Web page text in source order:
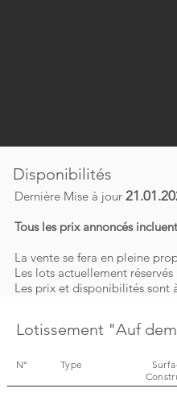
Disponibilités
Dernière Mise à jour
Tous les prix annoncés
La vente se fera en pleine
Les lots actuellement
Les prix et disponibilités sont
Lotissement "Auf
N° Type